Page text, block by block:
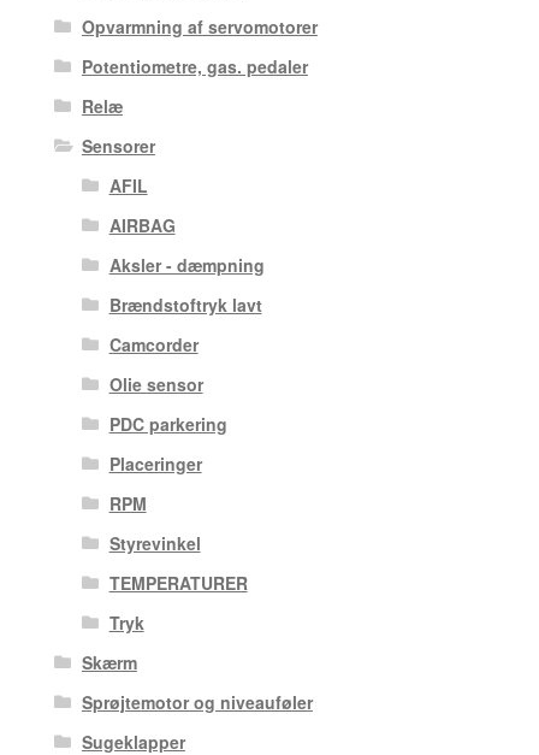
Opvarmning af servomotorer
Potentiometre, gas. pedaler
Relæ
Sensorer
AFIL
AIRBAG
Aksler - dæmpning
Brændstoftryk lavt
Camcorder
Olie sensor
PDC parkering
Placeringer
RPM
Styrevinkel
TEMPERATURER
Tryk
Skærm
Sprøjtemotor og niveauføler
Sugeklapper